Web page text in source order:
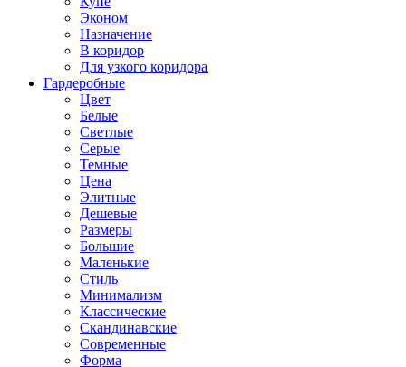
Эконом
Назначение
В коридор
Для узкого коридора
Гардеробные
Цвет
Белые
Светлые
Серые
Темные
Цена
Элитные
Дешевые
Размеры
Большие
Маленькие
Стиль
Минимализм
Классические
Скандинавские
Современные
Форма